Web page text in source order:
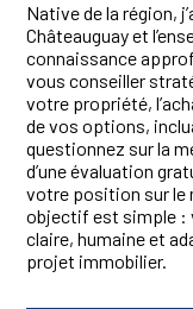
Native de la région,
Châteauguay et
connaissance
vous conseiller
votre propriété,
de vos options,
questionnez sur la
d’une évaluation
votre position sur le
objectif est simple :
claire, humaine et
projet immobilier.